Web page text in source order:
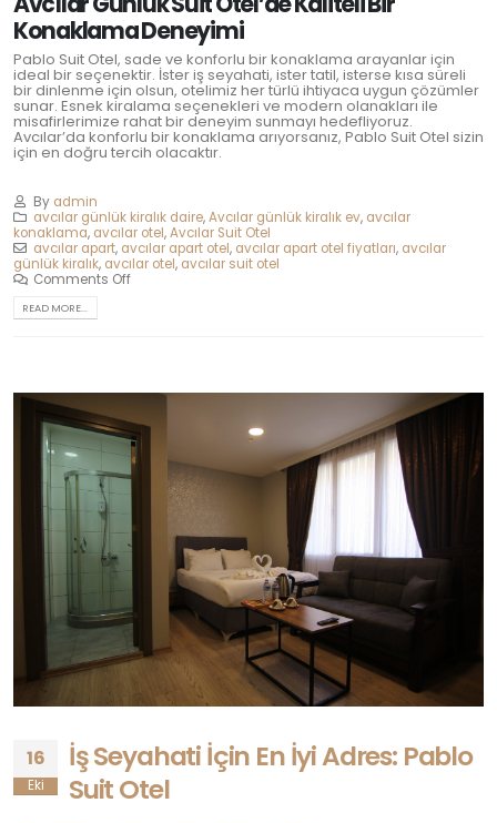
Konaklama Deneyimi
Pablo Suit Otel, sade ve konforlu bir konaklama arayanlar için
ideal bir seçenektir. İster iş seyahati, ister tatil, isterse kısa süreli
bir dinlenme için olsun, otelimiz her türlü ihtiyaca uygun çözümler
sunar. Esnek kiralama seçenekleri ve modern olanakları ile
misafirlerimize rahat bir deneyim sunmayı hedefliyoruz.
Avcılar’da konforlu bir konaklama arıyorsanız, Pablo Suit Otel sizin
için en doğru tercih olacaktır.
By admin
avcılar günlük kiralık daire,Avcılar günlük kiralık ev, avcılar
konaklama, avcılar otel,Avcılar Suit Otel
avcılar apart, avcılar apart otel, avcılar apart otel fiyatları, avcılar
günlük kiralık, avcılar otel, avcılar suit otel
Comments Off
READ MORE...
16
Eki
İş Seyahati İçin En İyi Adres: Pablo
Suit Otel